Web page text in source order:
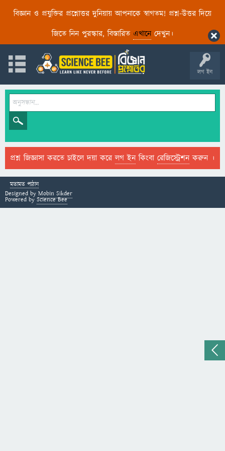
বিজ্ঞান ও প্রযুক্তির প্রশ্নোত্তর দুনিয়ায় আপনাকে স্বাগতম! প্রশ্ন-উত্তর দিয়ে
জিতে নিন পুরস্কার, বিস্তারিত এখানেদেখুন।
লগ ইন
প্রশ্ন জিজ্ঞাসা করতে চাইলে দয়া করেলগ ইনকিংবা রেজিস্ট্রেশনকরুন ।
মতামত পাঠান
Designed by Mobin Sikder
Powered by Science Bee